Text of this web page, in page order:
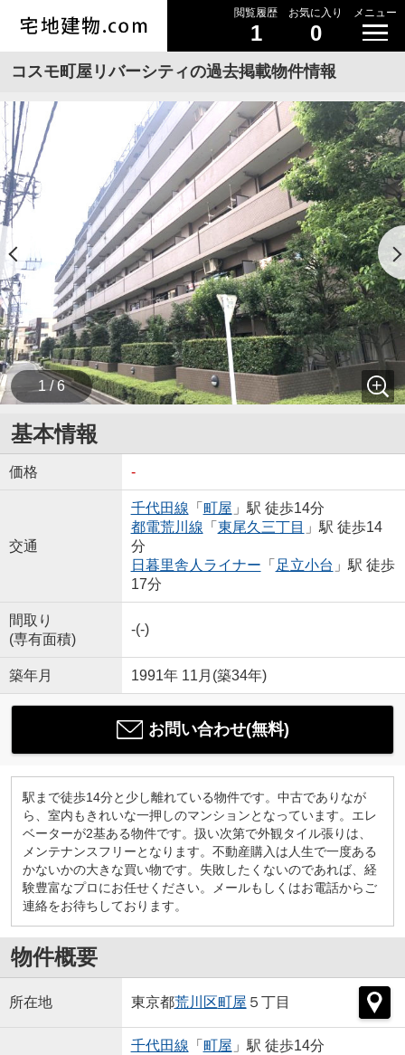
閲覧履歴
1
お気に入り
0
メニュー
コスモ町屋リバーシティの過去掲載物件情報
1 / 6
基本情報
価格 -
交通
千代田線 「 町屋 」駅 徒歩14分
都電荒川線 「 東尾久三丁目 」駅 徒歩14
分
日暮里舎人ライナー 「 足立小台 」駅 徒歩
17分
間取り
(専有面積)
-(-)
築年月 1991年 11月(築34年)
お問い合わせ(無料)
駅まで徒歩14分と少し離れている物件です。中古でありなが
ら、室内もきれいな一押しのマンションとなっています。エレ
ベーターが2基ある物件です。扱い次第で外観タイル張りは、
メンテナンスフリーとなります。不動産購入は人生で一度ある
かないかの大きな買い物です。失敗したくないのであれば、経
験豊富なプロにお任せください。メールもしくはお電話からご
連絡をお待ちしております。
物件概要
所在地 東京都荒川区町屋 ５丁目
千代田線 「 町屋 」駅 徒歩14分